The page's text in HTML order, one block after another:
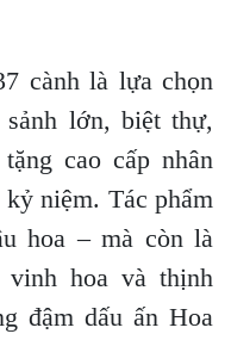
cành là lựa chọn
lớn, biệt thự,
cao cấp nhân
niệm. Tác phẩm
hoa – mà còn là
vinh hoa và thịnh
đậm dấu ấn Hoa